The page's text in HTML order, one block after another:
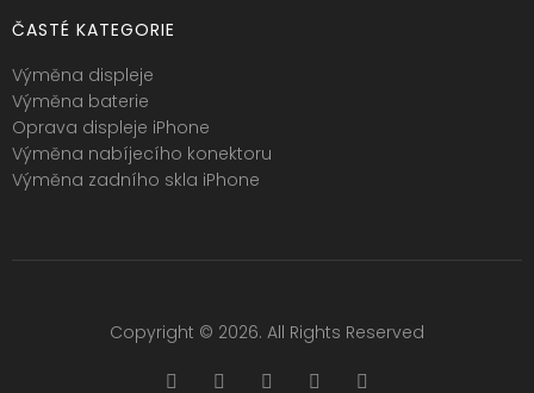
ČASTÉ KATEGORIE
Výměna displeje
Výměna baterie
Oprava displeje iPhone
Výměna nabíjecího konektoru
Výměna zadního skla iPhone
Copyright © 2026. All Rights Reserved